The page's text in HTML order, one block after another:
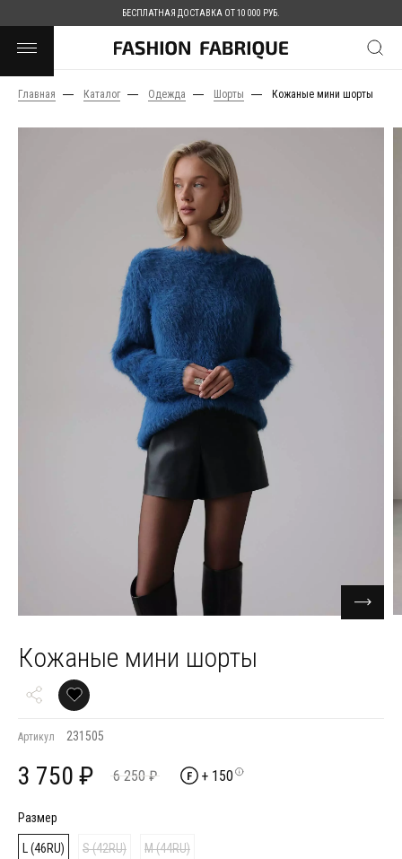
БЕСПЛАТНАЯ ДОСТАВКА ОТ 10 000 РУБ.
Главная Каталог Одежда Шорты Кожаные мини шорты
Кожаные мини шорты
Артикул 231505
3 750 ₽ 6 250 ₽ + 150
Размер
L (46RU) S (42RU) M (44RU)